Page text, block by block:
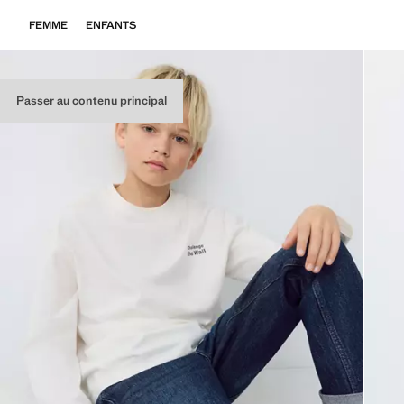
Passer au contenu principal
FEMME ENFANTS